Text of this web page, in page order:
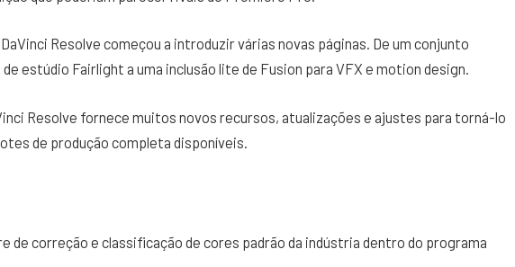
Resolve começou a introduzir várias novas páginas. De um conjunto
estúdio Fairlight a uma inclusão lite de Fusion para VFX e motion design.
Resolve fornece muitos novos recursos, atualizações e ajustes para torná-lo
de produção completa disponíveis.
de correção e classificação de cores padrão da indústria dentro do programa